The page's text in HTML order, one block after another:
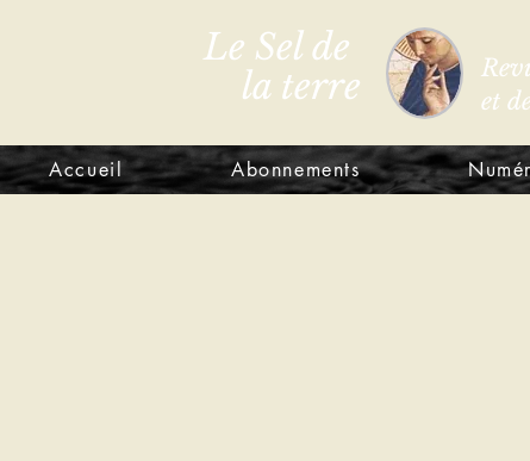
Le Sel de
la terre
et
Accueil Abonnements